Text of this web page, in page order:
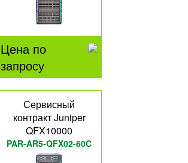
Цена по
запросу
Сервисный
контракт Juniper
QFX10000
PAR-AR5-QFX02-60C